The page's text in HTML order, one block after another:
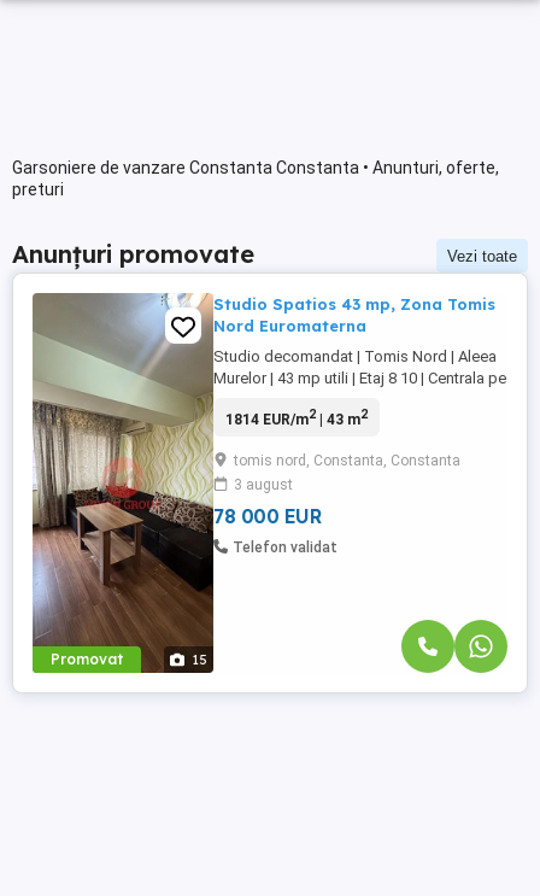
Garsoniere de vanzare Constanta Constanta • Anunturi, oferte,
preturi
Anunțuri promovate Vezi toate
Promovat 15
Studio Spatios 43 mp, Zona Tomis
Nord Euromaterna
Studio decomandat | Tomis Nord | Aleea
Murelor | 43 mp utili | Etaj 8 10 | Centrala pe
locuinte spatioase, bine compartimentate
cautate zone din Constanta, acest studio
decomandat din Tomis Nord poate fi
alegerea ideala. Fie ...
1814 EUR/m2| 43 m2
tomis nord, Constanta, Constanta
3 august
78 000 EUR
Telefon validat